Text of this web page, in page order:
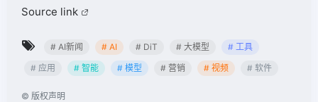
Source link
# AI新闻 # AI # DiT # 大模型
# 工具
# 应用
# 智能 # 模型 # 营销 # 视频 # 软件
© 版权声明